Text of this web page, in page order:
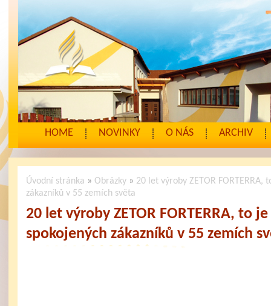
HOME NOVINKY O NÁS ARCHIV
Úvodní stránka » Obrázky » 20 let výroby ZETOR
zákazníků v 55 zemích světa
20 let výroby ZETOR FORTERRA, to
spokojených zákazníků v 55 zemích